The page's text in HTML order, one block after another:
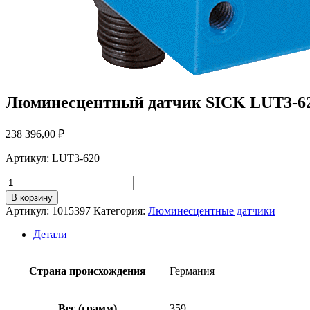
Люминесцентный датчик SICK LUT3-
238 396,00 ₽
Артикул: LUT3-620
Количество
товара
Люминесцентный
датчик
SICK
LUT3-
В корзину
Артикул: 1015397 Категория: Люминесцентные датчики
Детали
Страна происхождения Германия